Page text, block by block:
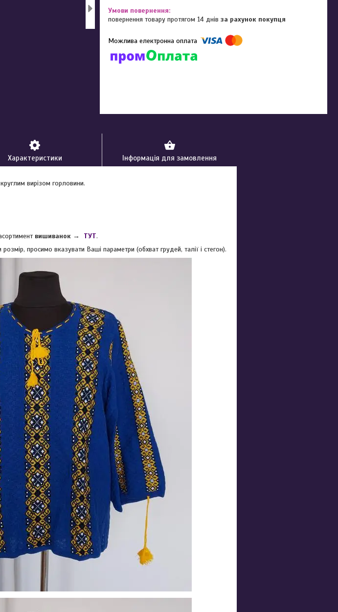
повернення товару протягом 14 днівза рахунок покупця
Характеристики Інформація для замовлення
вирізом горловини.
вишиванок → ТУТ.
просимо вказувати Ваші параметри (обхват грудей, талії і стегон).